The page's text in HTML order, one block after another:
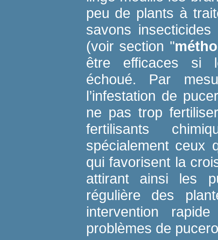
peu de plants à
savons
(voir section "
être efficaces si
échoué. Par
l’infestation de
ne pas trop
fertilisants
spécialement ceux
qui favorisent la
attirant ainsi les
régulière des
intervention
problèmes de